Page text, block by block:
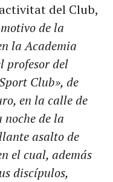
del Club,
de la
la Academia
profesor del
Club», de
en la calle de
de la
asalto de
el cual, además
discípulos,